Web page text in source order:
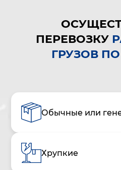
ПЕРЕВОЗКУ
ГРУЗОВ
Обычные или
Хрупкие